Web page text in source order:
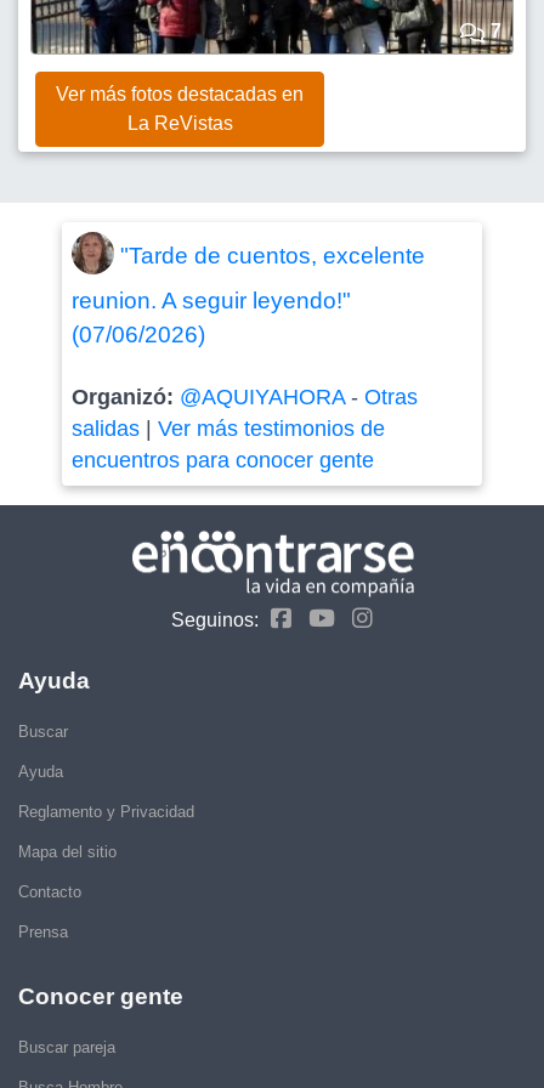
7
Ver más fotos destacadas en
La ReVistas
"Tarde de cuentos, excelente
reunion. A seguir leyendo!"
(07/06/2026)
Organizó: @AQUIYAHORA- Otras
salidas| Ver más testimonios de
encuentros para conocer gente
Seguinos:
Ayuda
Buscar
Ayuda
Reglamento y Privacidad
Mapa del sitio
Contacto
Prensa
Conocer gente
Buscar pareja